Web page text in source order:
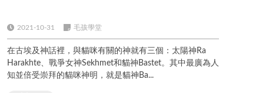
2021-10-31 毛孩學堂
在古埃及神話裡，與貓咪有關的神就有三個：太陽神Ra
Harakhte、戰爭女神Sekhmet和貓神Bastet。其中最廣為人
知並倍受崇拜的貓咪神明，就是貓神Ba...